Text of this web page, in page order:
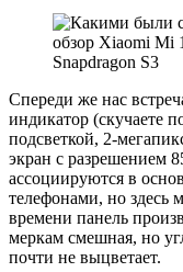
Спереди же нас
индикатор (скучаете
подсветкой, 2-
экран с разрешением
ассоциируются в
телефонами, но здесь
времени панель
меркам смешная, но
почти не выцветает.